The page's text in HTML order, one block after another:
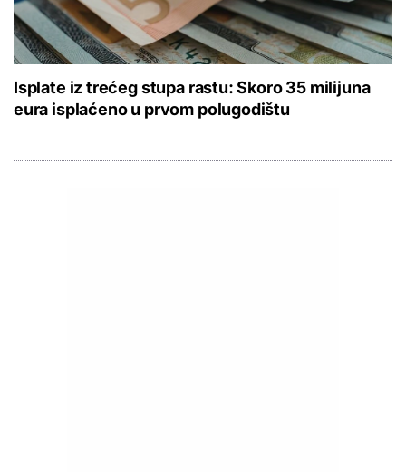
Isplate iz trećeg stupa rastu: Skoro 35 milijuna
eura isplaćeno u prvom polugodištu